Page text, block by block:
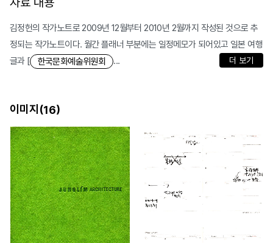
김정헌의 작가노트로 2009년 12월부터 2010년 2월까지 작성된 것으로 추
정되는 작가노트이다. 월간 플래너 부분에는 일정메모가 되어있고 일본 여행
글과 [
한국문화예술위원회 ... 더 보기
이미지(16)